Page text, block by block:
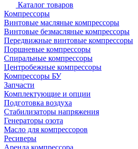
Каталог товаров
Компрессоры
Винтовые масляные компрессоры
Винтовые безмасляные компрессоры
Передвижные винтовые компрессоры
Поршневые компрессоры
Спиральные компрессоры
Центробежные компрессоры
Компрессоры БУ
Запчасти
Комплектующие и опции
Подготовка воздуха
Стабилизаторы напряжения
Генераторы озота
Масло для компрессоров
Ресиверы
Аренда компрессора